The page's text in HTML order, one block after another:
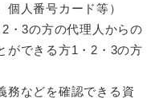
個人番号カード等）
・3の方の代理人からの
ができる方1・2・3の方
務などを確認できる資